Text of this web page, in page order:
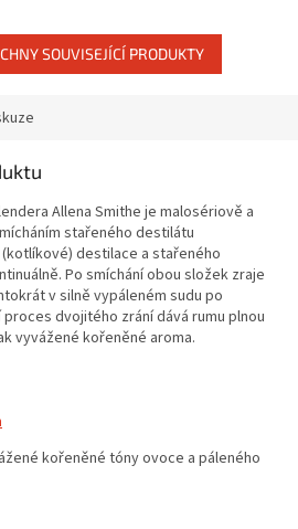
SOUVISEJÍCÍ PRODUKTY
Allena Smithe je malosériově a
stařeného destilátu
destilace a stařeného
Po smíchání obou složek zraje
v silně vypáleném sudu po
dvojitého zrání dává rumu plnou
vyvážené kořeněné aroma.
kořeněné tóny ovoce a páleného